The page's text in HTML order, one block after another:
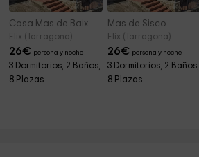
Casa Mas de Baix
Flix (Tarragona)
26€ persona y noche
3 Dormitorios, 2 Baños,
8 Plazas
Mas de Sisco
Flix (Tarragona)
26€ persona y noche
3 Dormitorios, 2 Baños,
8 Plazas